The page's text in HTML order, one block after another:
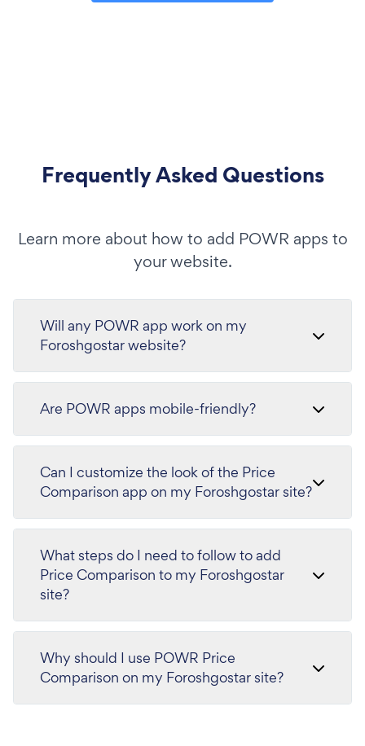
Frequently Asked Questions
Learn more about how to add POWR apps to
your website.
Will any POWR app work on my
Foroshgostar website?
Are POWR apps mobile-friendly?
Can I customize the look of the Price
Comparison app on my Foroshgostar site?
What steps do I need to follow to add
Price Comparison to my Foroshgostar
site?
Why should I use POWR Price
Comparison on my Foroshgostar site?